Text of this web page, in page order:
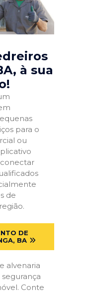
, à sua
para o
ou
de
DE
BA
alvenaria
Conte